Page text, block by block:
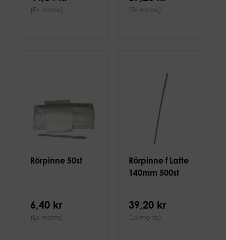
(Ex moms) (Ex moms)
Rörpinne 50st
6,40 kr
(Ex moms)
Rörpinne f Latte
140mm 500st
39,20 kr
(Ex moms)